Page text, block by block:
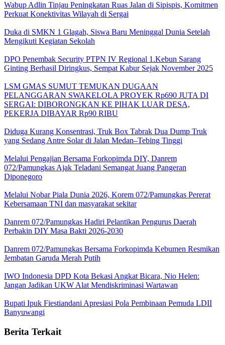
Wabup Adlin Tinjau Peningkatan Ruas Jalan di Sipispis, Komitmen
Perkuat Konektivitas Wilayah di Sergai
Duka di SMKN 1 Glagah, Siswa Baru Meninggal Dunia Setelah
Mengikuti Kegiatan Sekolah
DPO Penembak Security PTPN IV Regional 1.Kebun Sarang
Ginting Berhasil Diringkus, Sempat Kabur Sejak November 2025
LSM GMAS SUMUT TEMUKAN DUGAAN
PELANGGARAN SWAKELOLA PROYEK Rp690 JUTA DI
SERGAI: DIBORONGKAN KE PIHAK LUAR DESA,
PEKERJA DIBAYAR Rp90 RIBU
Diduga Kurang Konsentrasi, Truk Box Tabrak Dua Dump Truk
yang Sedang Antre Solar di Jalan Medan–Tebing Tinggi
Melalui Pengajian Bersama Forkopimda DIY, Danrem
072/Pamungkas Ajak Teladani Semangat Juang Pangeran
Diponegoro
Melalui Nobar Piala Dunia 2026, Korem 072/Pamungkas Pererat
Kebersamaan TNI dan masyarakat sekitar
Danrem 072/Pamungkas Hadiri Pelantikan Pengurus Daerah
Perbakin DIY Masa Bakti 2026-2030
Danrem 072/Pamungkas Bersama Forkopimda Kebumen Resmikan
Jembatan Garuda Merah Putih
IWO Indonesia DPD Kota Bekasi Angkat Bicara, Nio Helen:
Jangan Jadikan UKW Alat Mendiskriminasi Wartawan
Bupati Ipuk Fiestiandani Apresiasi Pola Pembinaan Pemuda LDII
Banyuwangi
Berita Terkait